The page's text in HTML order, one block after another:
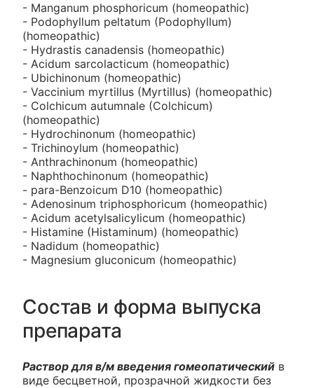
- Manganum phosphoricum (homeopathic)
- Podophyllum peltatum (Podophyllum)
(homeopathic)
- Hydrastis canadensis (homeopathic)
- Acidum sarcolacticum (homeopathic)
- Ubichinonum (homeopathic)
- Vaccinium myrtillus (Myrtillus) (homeopathic)
- Colchicum autumnale (Colchicum)
(homeopathic)
- Hydrochinonum (homeopathic)
- Trichinoylum (homeopathic)
- Anthrachinonum (homeopathic)
- Naphthochinonum (homeopathic)
- para-Benzoicum D10 (homeopathic)
- Adenosinum triphosphoricum (homeopathic)
- Acidum acetylsalicylicum (homeopathic)
- Histamine (Histaminum) (homeopathic)
- Nadidum (homeopathic)
- Magnesium gluconicum (homeopathic)
Состав и форма выпуска
препарата
Раствор для в/м введения гомеопатический в
виде бесцветной, прозрачной жидкости без